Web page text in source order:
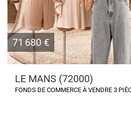
71 680 €
LE MANS (72000)
FONDS DE COMMERCE À VENDRE 3